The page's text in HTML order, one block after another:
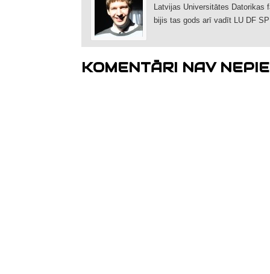
Latvijas Universitātes Datorikas
bijis tas gods arī vadīt LU DF
KOMENTĀRI NAV